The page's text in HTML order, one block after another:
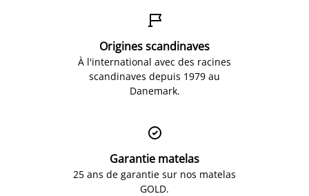

Origines scandinaves
À l'international avec des racines
scandinaves depuis 1979 au
Danemark.

Garantie matelas
25 ans de garantie sur nos matelas
GOLD.